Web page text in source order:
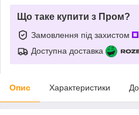
Що таке купити з Пром?
Замовлення під захистом
Доступна доставка
Опис Характеристики